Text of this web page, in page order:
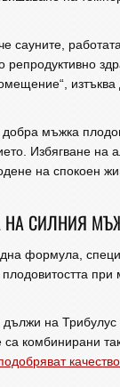
сауните,
репродуктивно
изтъква
мъжка
Избягване на
на спокоен
СИЛНИЯ
формула,
при
дължи на
комбинирани